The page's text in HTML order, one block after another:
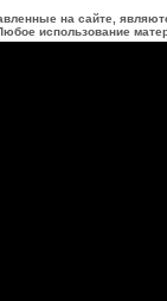
на сайте,
использование